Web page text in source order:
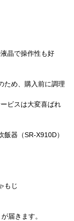
晶で操作性も好
ため、購入前に調理
ビスは大変喜ばれ
器（SR-X910D）
もじ
届きます。